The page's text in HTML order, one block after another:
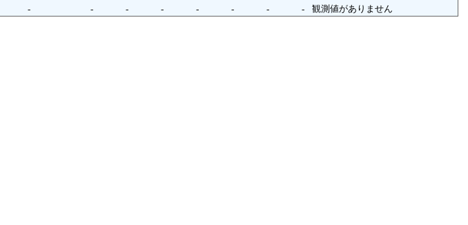
- - - - - - - - 観測値がありません